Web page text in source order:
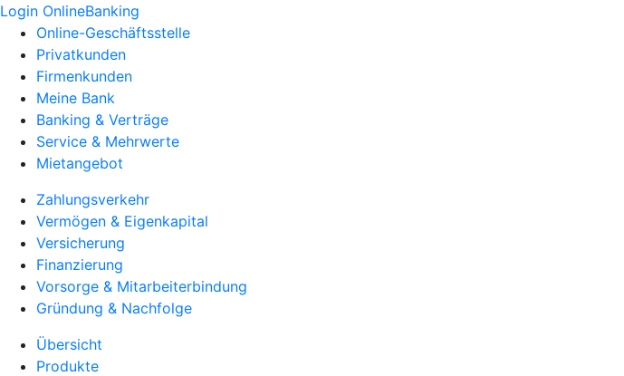
Login OnlineBanking
Online-Geschäftsstelle
Privatkunden
Firmenkunden
Meine Bank
Banking & Verträge
Service & Mehrwerte
Mietangebot
Zahlungsverkehr
Vermögen & Eigenkapital
Versicherung
Finanzierung
Vorsorge & Mitarbeiterbindung
Gründung & Nachfolge
Übersicht
Produkte